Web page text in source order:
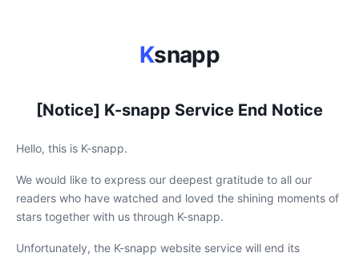
Ksnapp
[Notice] K-snapp Service End Notice
Hello, this is K-snapp.
We would like to express our deepest gratitude to all our
readers who have watched and loved the shining moments of
stars together with us through K-snapp.
Unfortunately, the K-snapp website service will end its